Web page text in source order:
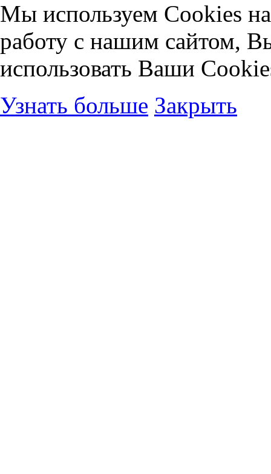
Мы используем Cookies
работу с нашим сайтом,
использовать Ваши
Узнать больше Закрыть